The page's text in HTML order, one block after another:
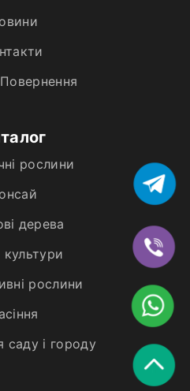
рослини
дерева
культури
рослини
саду і городу